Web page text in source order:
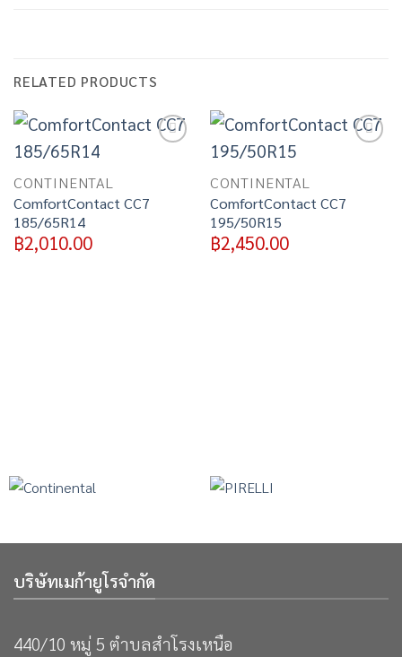
RELATED PRODUCTS
CONTINENTAL
ComfortContact CC7
185/65R14
฿2,010.00
CONTINENTAL
ComfortContact CC7
195/50R15
฿2,450.00
บริษัทเมก้ายูโรจำกัด
440/10 หมู่ 5 ตำบลสำโรงเหนือ